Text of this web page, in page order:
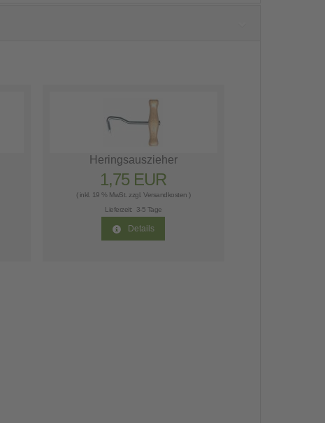
Heringsauszieher
1,75 EUR
( inkl. 19 % MwSt. zzgl.Versandkosten )
Lieferzeit:
3-5 Tage
Details